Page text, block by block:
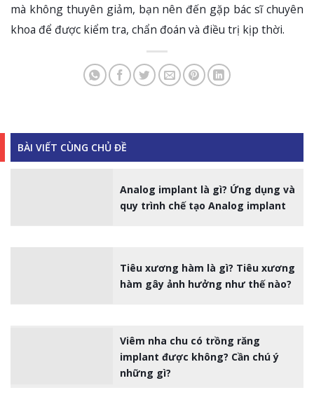
mà không thuyên giảm, bạn nên đến gặp bác sĩ chuyên
khoa để được kiểm tra, chẩn đoán và điều trị kịp thời.
BÀI VIẾT CÙNG CHỦ ĐỀ
Analog implant là gì? Ứng dụng và
quy trình chế tạo Analog implant
Tiêu xương hàm là gì? Tiêu xương
hàm gây ảnh hưởng như thế nào?
Viêm nha chu có trồng răng
implant được không? Cần chú ý
những gì?